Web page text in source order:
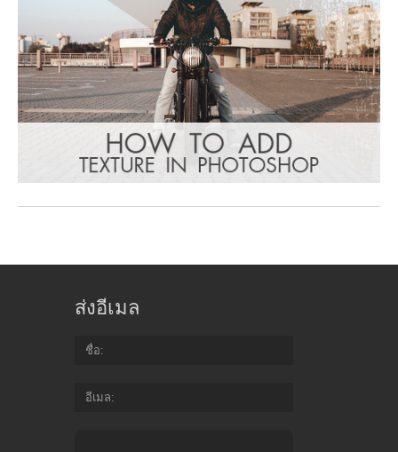
ส่งอีเมล
ชื่อ
อีเมล